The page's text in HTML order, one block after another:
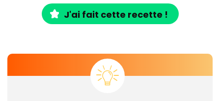
J'ai fait cette recette !